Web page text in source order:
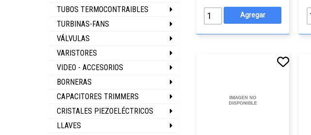
TUBOS TERMOCONTRAIBLES
TURBINAS-FANS
VÁLVULAS
VARISTORES
VIDEO - ACCESORIOS
BORNERAS
CAPACITORES TRIMMERS
CRISTALES PIEZOELÉCTRICOS
LLAVES